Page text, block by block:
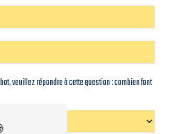
veuillez répondre à cette question : combien font